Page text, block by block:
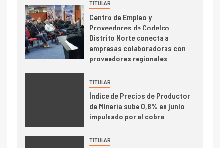
6 I+D
BHP proyecta producción de
cobre cercana a 2 millones de
toneladas tras récord en
Escondida
Codelco reporta Ebitda de US$
6.670 millones y mejora sus
indicadores financieros
TITULAR
Centro de Empleo y
Proveedores de Codelco
Distrito Norte conecta a
empresas colaboradoras con
proveedores regionales
TITULAR
Índice de Precios de Productor
de Minería sube 0,8% en junio
impulsado por el cobre
TITULAR